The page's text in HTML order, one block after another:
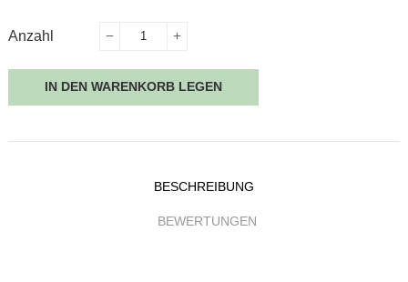
Anzahl
IN DEN WARENKORB LEGEN
BESCHREIBUNG
BEWERTUNGEN